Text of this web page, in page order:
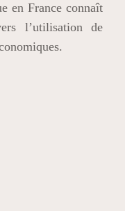
en France connaît
l’utilisation de